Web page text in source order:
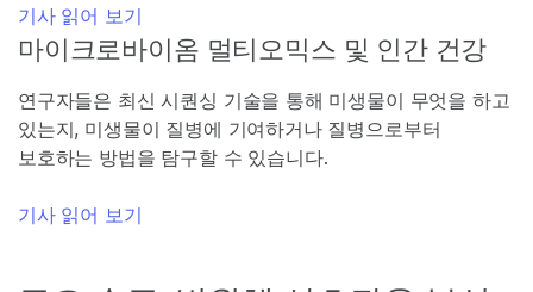
기사 읽어 보기
마이크로바이옴 멀티오믹스 및 인간 건강
연구자들은 최신 시퀀싱 기술을 통해 미생물이 무엇을 하고
있는지, 미생물이 질병에 기여하거나 질병으로부터
보호하는 방법을 탐구할 수 있습니다.
기사 읽어 보기